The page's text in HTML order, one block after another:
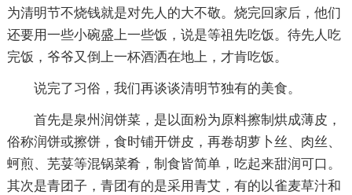
为清明节不烧钱就是对先人的大不敬。烧完回家后，他们
还要用一些小碗盛上一些饭，说是等祖先吃饭。待先人吃
完饭，爷爷又倒上一杯酒洒在地上，才肯吃饭。
说完了习俗，我们再谈谈清明节独有的美食。
首先是泉州润饼菜，是以面粉为原料擦制烘成薄皮，
俗称润饼或擦饼，食时铺开饼皮，再卷胡萝卜丝、肉丝、
蚵煎、芜荽等混锅菜肴，制食皆简单，吃起来甜润可口。
其次是青团子，青团有的是采用青艾，有的以雀麦草汁和